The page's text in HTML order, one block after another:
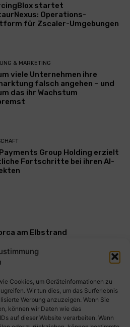
Cookies, um Geräteinformationen zu
Wir tun dies, um das Surferlebnis
Werbung anzuzeigen. Wenn Sie
können wir Daten wie das
auf dieser Website verarbeiten. Wenn
startet
Operations-
für Zscaler-Umgebungen
& MARKETING
viele Unternehmen ihre
falsch angehen – und
das ihr Wachstum
Group Holding erzielt
Fortschritte bei ihren AI-
am Elbstrand
laden